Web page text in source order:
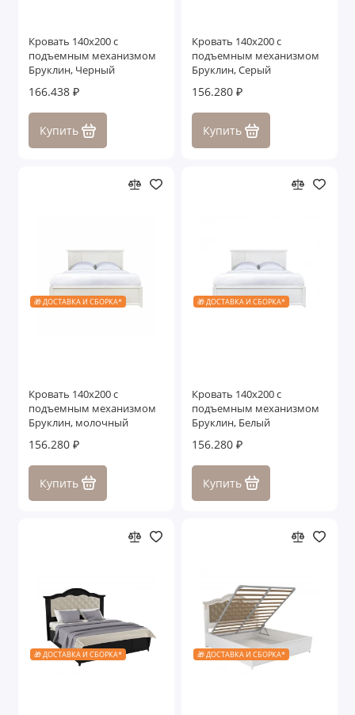
Кровать 140x200 с
подъемным механизмом
Бруклин, Черный
166.438 ₽
Купить
Кровать 140x200 с
подъемным механизмом
Бруклин, Серый
156.280 ₽
Купить
🎁 ДОСТАВКА И СБОРКА*
Кровать 140x200 с
подъемным механизмом
Бруклин, молочный
156.280 ₽
Купить
🎁 ДОСТАВКА И СБОРКА*
Кровать 140x200 с
подъемным механизмом
Бруклин, Белый
156.280 ₽
Купить
🎁 ДОСТАВКА И СБОРКА* 🎁 ДОСТАВКА И СБОРКА*